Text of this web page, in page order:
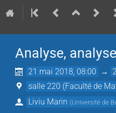
Analyse,
21 mai 2018, 08:00 →
salle 220 (Faculté de
Liviu Marin (Université de